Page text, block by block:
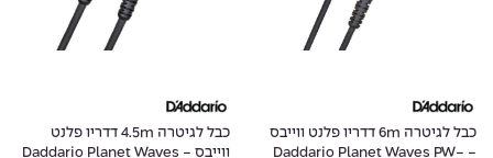
כבל לגיטרה 6m דדריו פלנט ווייבס
- Daddario Planet Waves PW-
כבל לגיטרה 4.5m דדריו פלנט
ווייבס - Daddario Planet Waves